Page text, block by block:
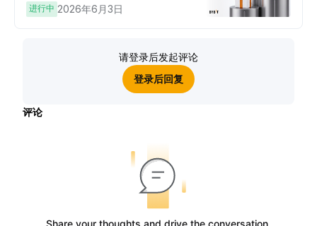
进行中 2026年6月3日
请登录后发起评论
登录后回复
评论